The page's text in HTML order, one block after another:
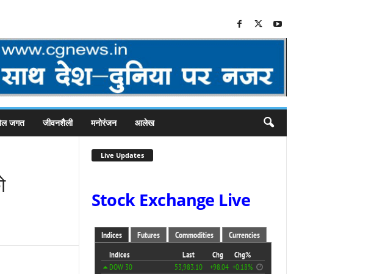
जगत जीवनशैली मनोरंजन आलेख
Live Updates
Stock Exchange Live